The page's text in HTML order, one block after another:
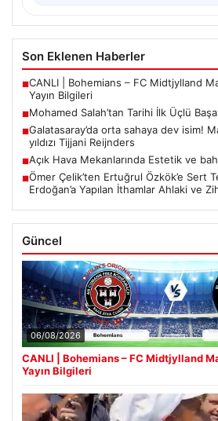
Son Eklenen Haberler
■CANLI | Bohemians – FC Midtjylland
Yayın Bilgileri
■Mohamed Salah’tan Tarihi İlk Üçlü
■Galatasaray’da orta sahaya dev isim!
yıldızı Tijjani Reijnders
■Açık Hava Mekanlarında Estetik ve
■Ömer Çelik’ten Ertuğrul Özkök’e Sert
Erdoğan’a Yapılan İthamlar Ahlaki ve
Güncel
06/08/2026
CANLI | Bohemians – FC Midtjylland
Yayın Bilgileri